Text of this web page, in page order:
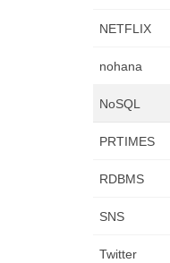
NETFLIX
nohana
NoSQL
PRTIMES
RDBMS
SNS
Twitter